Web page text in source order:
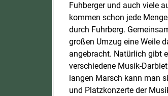
Fuhberger und auch viele
kommen schon jede
durch Fuhrberg.
großen Umzug eine Weile
angebracht. Natürlich gibt
verschiedene Musik-
langen Marsch kann man
und Platzkonzerte der